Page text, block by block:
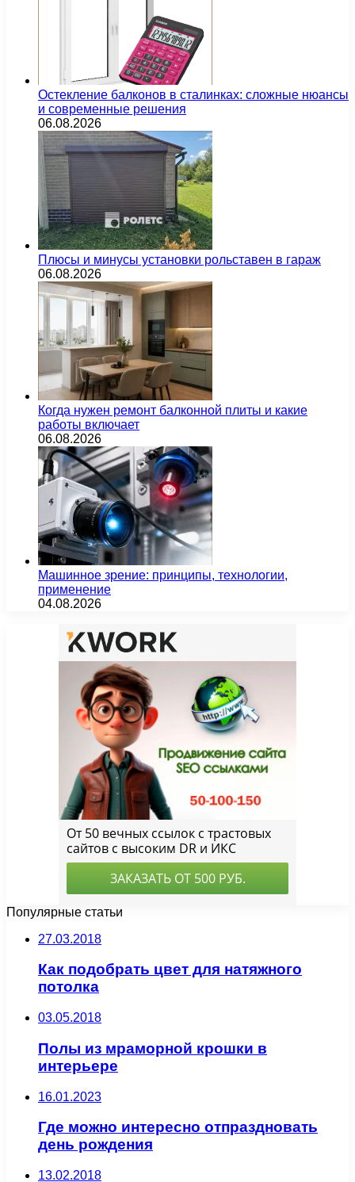
Остекление балконов в сталинках: сложные нюансы
и современные решения
06.08.2026
Плюсы и минусы установки рольставен в гараж
06.08.2026
Когда нужен ремонт балконной плиты и какие
работы включает
06.08.2026
Машинное зрение: принципы, технологии,
применение
04.08.2026
Популярные статьи
27.03.2018
Как подобрать цвет для натяжного
потолка
03.05.2018
Полы из мраморной крошки в
интерьере
16.01.2023
Где можно интересно отпраздновать
день рождения
13.02.2018